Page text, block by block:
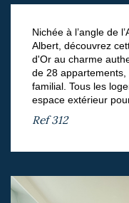
Nichée à l’angle de
Albert, découvrez
d'Or au charme
de 28
familial. Tous les
espace extérieur
Ref312